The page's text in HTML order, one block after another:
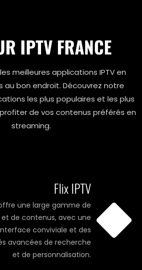
IPTV FRANCE
meilleures applications IPTV en
au bon endroit. Découvrez notre
les plus populaires et les plus
de vos contenus préférés en
streaming.
Flix IPTV
offre une large gamme de
de contenus, avec une
conviviale et des
avancées de recherche
et de personnalisation.